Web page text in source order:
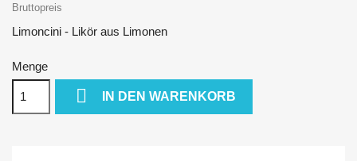
Bruttopreis
Limoncini - Likör aus Limonen
Menge
 IN DEN WARENKORB